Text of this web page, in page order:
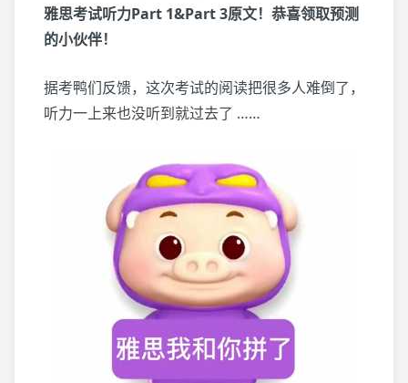
雅思考试听力Part 1&Part 3原文！恭喜领取预测
的小伙伴！
据考鸭们反馈，这次考试的阅读把很多人难倒了，
听力一上来也没听到就过去了 ……